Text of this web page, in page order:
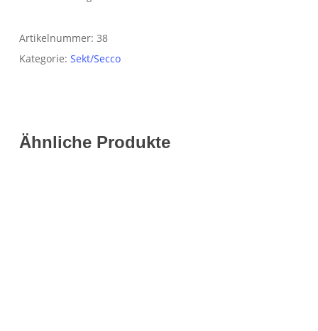
Artikelnummer: 38
Kategorie: Sekt/Secco
Ähnliche Produkte